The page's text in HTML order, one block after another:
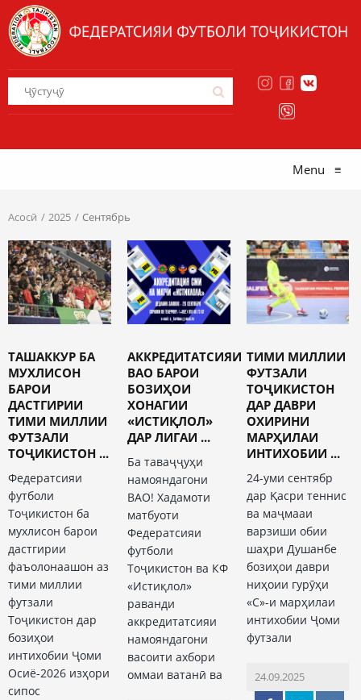
Menu ≡
Асосӣ 2025 Сентябрь
ТАШАККУР БА
МУХЛИСОН
БАРОИ
ДАСТГИРИИ
ТИМИ МИЛЛИИ
ФУТЗАЛИ
ТОҶИКИСТОН ...
Федератсияи
футболи
Тоҷикистон ба
мухлисон барои
дастгирии
фаъолонаашон аз
тими миллии
футзали
Тоҷикистон дар
бозиҳои
интихобии Ҷоми
Осиё-2026 изҳори
сипос
АККРЕДИТАТСИЯИ
ВАО БАРОИ
БОЗИҲОИ
ХОНАГИИ
«ИСТИҚЛОЛ»
ДАР ЛИГАИ ...
Ба таваҷҷуҳи
намояндагони
ВАО! Хадамоти
матбуоти
Федератсияи
футболи
Тоҷикистон ва КФ
«Истиқлол»
раванди
аккредитатсияи
намояндагони
васоити ахбори
оммаи ватанӣ ва
ТИМИ МИЛЛИИ
ФУТЗАЛИ
ТОҶИКИСТОН
ДАР ДАВРИ
ОХИРИНИ
МАРҲИЛАИ
ИНТИХОБИИ ...
24-уми сентябр
дар Қасри теннис
ва маҷмааи
варзиши обии
шаҳри Душанбе
бозиҳои даври
ниҳоии гурӯҳи
«С»-и марҳилаи
интихобии Ҷоми
футзали
24.09.2025